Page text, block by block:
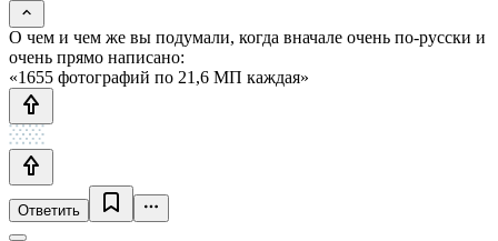
О чем и чем же вы подумали, когда вначале очень по-русски и
очень прямо написано:
«1655 фотографий по 21,6 МП каждая»
Ответить